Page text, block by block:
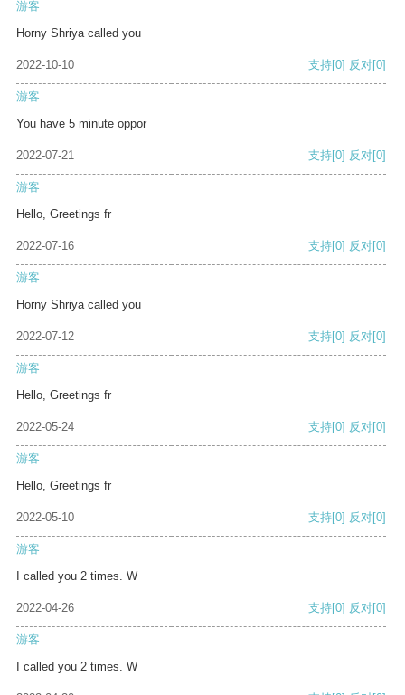
游客
Horny Shriya called you
2022-10-10 支持[0] 反对[0]
游客
You have 5 minute oppor
2022-07-21 支持[0] 反对[0]
游客
Hello, Greetings fr
2022-07-16 支持[0] 反对[0]
游客
Horny Shriya called you
2022-07-12 支持[0] 反对[0]
游客
Hello, Greetings fr
2022-05-24 支持[0] 反对[0]
游客
Hello, Greetings fr
2022-05-10 支持[0] 反对[0]
游客
I called you 2 times. W
2022-04-26 支持[0] 反对[0]
游客
I called you 2 times. W